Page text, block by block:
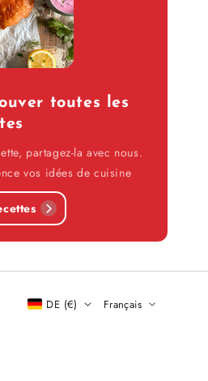
toutes les
partagez-la avec nous.
vos idées de cuisine
DE (€) Français